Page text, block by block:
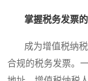
掌握税务发票
成为增值税纳税
合规的税务发票。